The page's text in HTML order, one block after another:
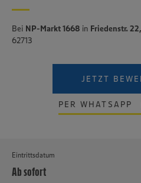
Bei NP-Markt 1668 in Friedenstr.
62713
JETZT
PER WHATSAPP
Eintrittsdatum
Ab sofort